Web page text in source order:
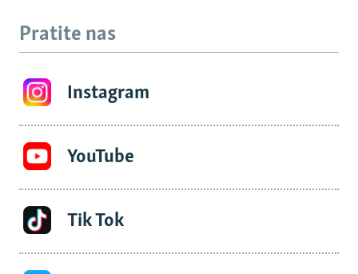
Pratite nas
Instagram
YouTube
Tik Tok